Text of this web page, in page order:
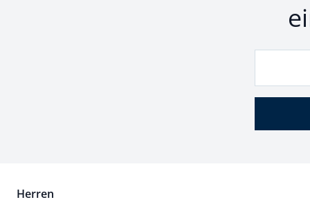
Herren